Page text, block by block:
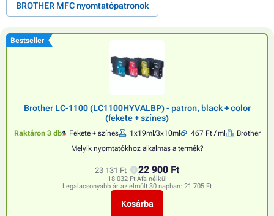
BROTHER MFC nyomtatópatronok
Bestseller
Brother LC-1100 (LC1100HYVALBP) - patron, black + color
(fekete + színes)
Raktáron 3 db Fekete + színes 1x19ml/3x10ml 467 Ft / ml
Brother
Melyik nyomtatókhoz alkalmas a termék?
23 131 Ft 22 900 Ft
18 032 Ft Áfa nélkül
Legalacsonyabb ár az elmúlt 30 napban: 21 705 Ft
Kosárba